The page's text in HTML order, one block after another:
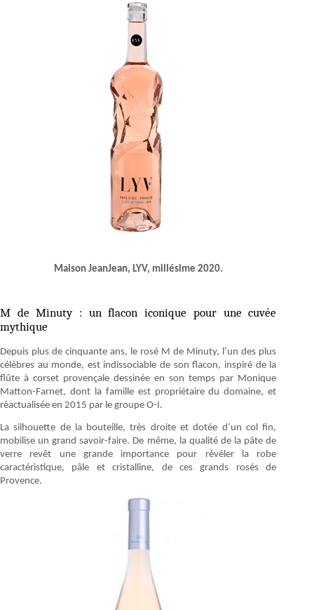
Maison JeanJean, LYV, millésime 2020.
M de Minuty : un flacon iconique pour une cuvée
mythique
Depuis plus de cinquante ans, le rosé M de Minuty, l’un des plus
célèbres au monde, est indissociable de son flacon, inspiré de la
flûte à corset provençale dessinée en son temps par Monique
Matton-Farnet, dont la famille est propriétaire du domaine, et
réactualisée en 2015 par le groupe O-I.
La silhouette de la bouteille, très droite et dotée d’un col fin,
mobilise un grand savoir-faire. De même, la qualité de la pâte de
verre revêt une grande importance pour révéler la robe
caractéristique, pâle et cristalline, de ces grands rosés de
Provence.